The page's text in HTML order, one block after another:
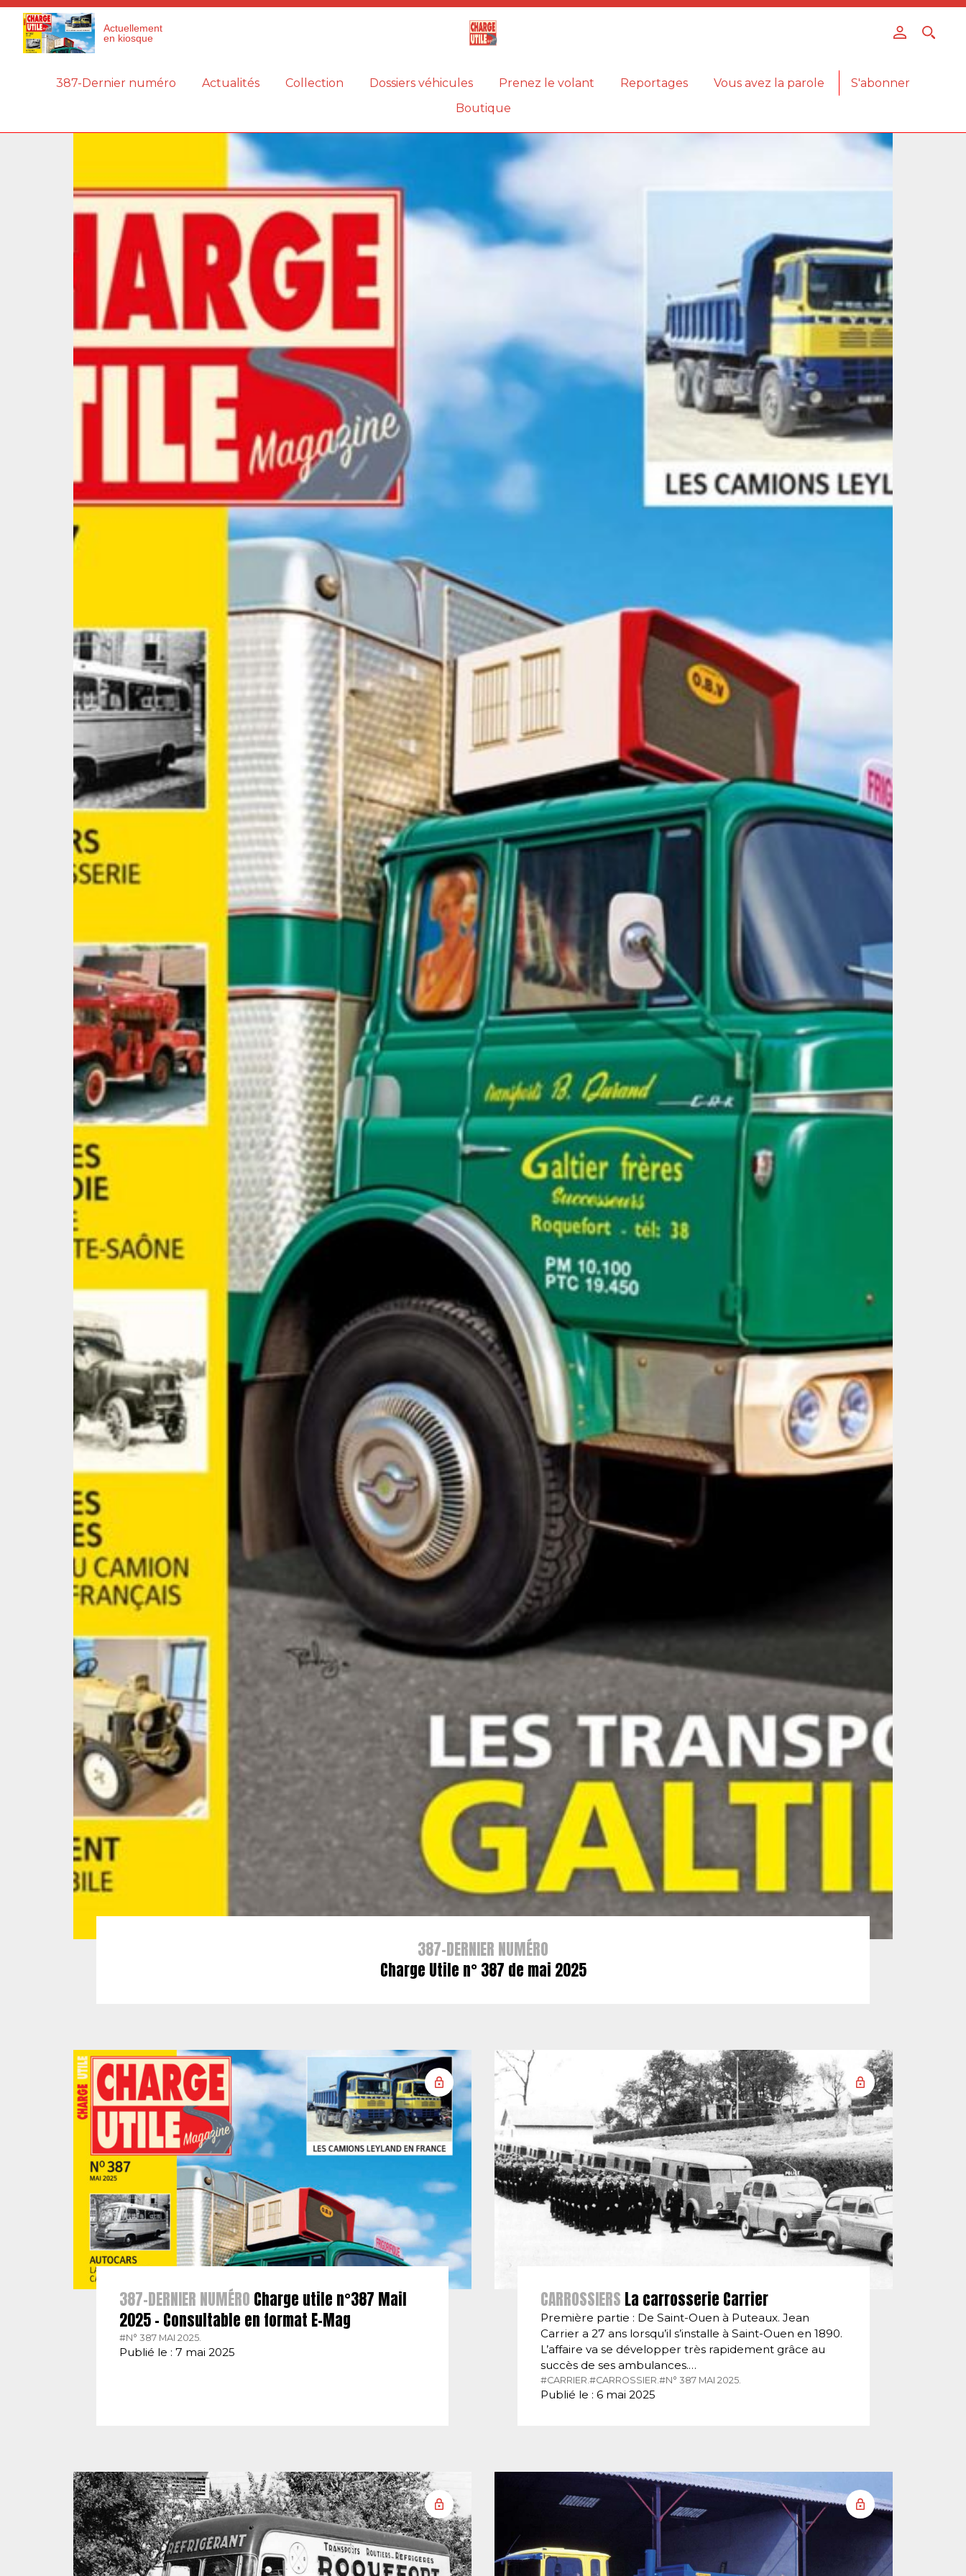
Actuellement
en kiosque
387-Dernier numéro Actualités Collection Dossiers véhicules Prenez le volant Reportages Vous avez la parole
S'abonner
Boutique
387-DERNIER NUMÉRO
Charge Utile n° 387 de mai 2025
387-DERNIER NUMÉRO Charge utile n°387 Mail
2025 – Consultable en format E-Mag
#N° 387 MAI 2025.
Publié le : 7 mai 2025
CARROSSIERS La carrosserie Carrier
Première partie : De Saint-Ouen à Puteaux. Jean
Carrier a 27 ans lorsqu’il s’installe à Saint-Ouen en 1890.
L’affaire va se développer très rapidement grâce au
succès de ses ambulances.…
#CARRIER. #CARROSSIER. #N° 387 MAI 2025.
Publié le : 6 mai 2025
Panneau de gestion des cookies